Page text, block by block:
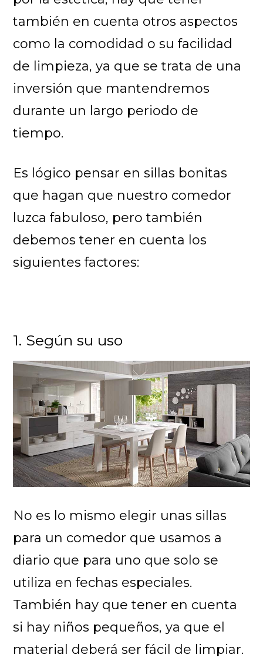
también en cuenta otros aspectos
como la comodidad o su facilidad
de limpieza, ya que se trata de una
inversión que mantendremos
durante un largo periodo de
tiempo.
Es lógico pensar en sillas bonitas
que hagan que nuestro comedor
luzca fabuloso, pero también
debemos tener en cuenta los
siguientes factores:
1. Según su uso
No es lo mismo elegir unas sillas
para un comedor que usamos a
diario que para uno que solo se
utiliza en fechas especiales.
También hay que tener en cuenta
si hay niños pequeños, ya que el
material deberá ser fácil de limpiar.